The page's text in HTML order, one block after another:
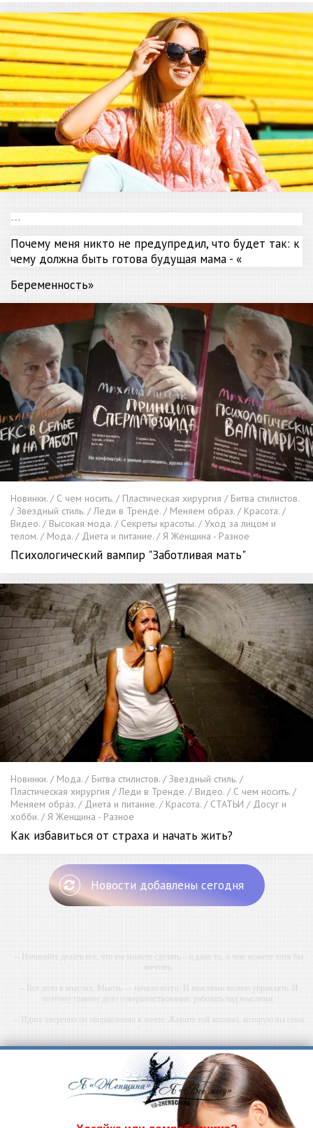
---
Почему меня никто не предупредил, что будет так: к
чему должна быть готова будущая мама - «
Беременность»
Новинки. / С чем носить. / Пластическая хирургия / Битва стилистов.
/ Звездный стиль. / Леди в Тренде. / Меняем образ. / Красота. /
Видео. / Высокая мода. / Секреты красоты. / Уход за лицом и
телом. / Мода. / Диета и питание. / Я Женщина - Разное
Психологический вампир "Заботливая мать"
Новинки. / Мода. / Битва стилистов. / Звездный стиль. /
Пластическая хирургия / Леди в Тренде. / Видео. / С чем носить. /
Меняем образ. / Диета и питание. / Красота. / СТАТЬИ / Досуг и
хобби. / Я Женщина - Разное
Как избавиться от страха и начать жить?
Новости добавлены сегодня
-- Начинайте делать все, что вы можете сделать – и даже то, о чем можете хотя бы
мечтать.
-- Все дело в мыслях. Мысль — начало всего. И мыслями можно управлять. И
поэтому главное дело совершенствования: работать над мыслями.
-- Идите уверенно по направлению к мечте. Живите той жизнью, которую вы сами
-- Самое большое богатство — это ум. Самая большая нищета — глупость. Из всех
страхов самый пугающий — самолюбование.
-- Лучшее, что можно сделать с хорошим советом, это пропустить его мимо ушей. Он
никогда не бывает полезен никому, кроме того, кто его дал.
-- Люблю давать советы и очень не люблю, когда их дают мне.